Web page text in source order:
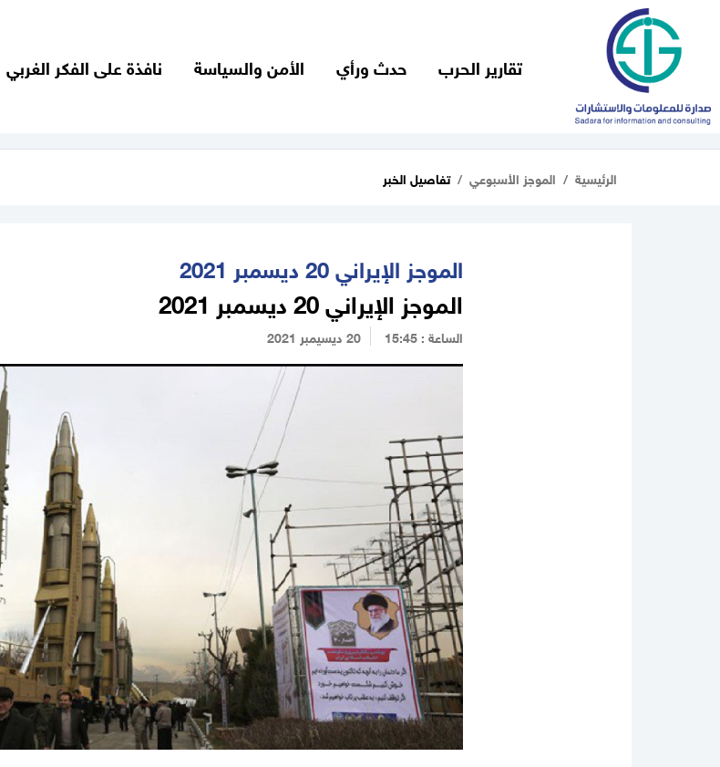
تقارير الحرب حدث ورأي الأمن والسياسة نافذة على الفكر الغربي
الرئيسية الموجز الأسبوعي تفاصيل الخبر
الموجز الإيراني 20 ديسمبر 2021
الموجز الإيراني 20 ديسمبر 2021
الساعة : 15:45 20 ديسيمبر 2021